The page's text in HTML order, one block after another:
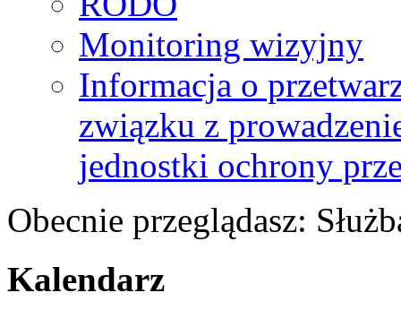
Monitoring wizyjny
Informacja o
związku z
jednostki ochrony
Obecnie przeglądasz:
Kalendarz